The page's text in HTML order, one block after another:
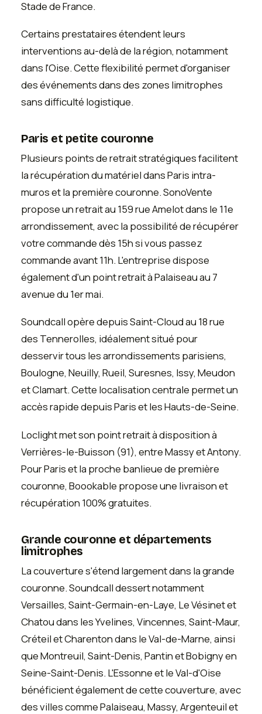
Stade de France.
Certains prestataires étendent leurs
interventions au-delà de la région, notamment
dans l'Oise. Cette flexibilité permet d'organiser
des événements dans des zones limitrophes
sans difficulté logistique.
Paris et petite couronne
Plusieurs points de retrait stratégiques facilitent
la récupération du matériel dans Paris intra-
muros et la première couronne. SonoVente
propose un retrait au 159 rue Amelot dans le 11e
arrondissement, avec la possibilité de récupérer
votre commande dès 15h si vous passez
commande avant 11h. L'entreprise dispose
également d'un point retrait à Palaiseau au 7
avenue du 1er mai.
Soundcall opère depuis Saint-Cloud au 18 rue
des Tennerolles, idéalement situé pour
desservir tous les arrondissements parisiens,
Boulogne, Neuilly, Rueil, Suresnes, Issy, Meudon
et Clamart. Cette localisation centrale permet un
accès rapide depuis Paris et les Hauts-de-Seine.
Loclight met son point retrait à disposition à
Verrières-le-Buisson (91), entre Massy et Antony.
Pour Paris et la proche banlieue de première
couronne, Boookable propose une livraison et
récupération 100% gratuites.
Grande couronne et départements
limitrophes
La couverture s'étend largement dans la grande
couronne. Soundcall dessert notamment
Versailles, Saint-Germain-en-Laye, Le Vésinet et
Chatou dans les Yvelines, Vincennes, Saint-Maur,
Créteil et Charenton dans le Val-de-Marne, ainsi
que Montreuil, Saint-Denis, Pantin et Bobigny en
Seine-Saint-Denis. L'Essonne et le Val-d'Oise
bénéficient également de cette couverture, avec
des villes comme Palaiseau, Massy, Argenteuil et